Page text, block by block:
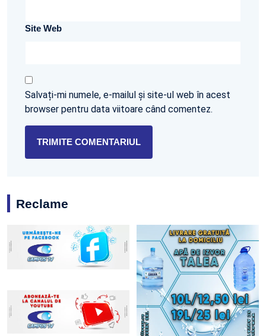
Site Web
Salvați-mi numele, e-mailul și site-ul web în acest
browser pentru data viitoare când comentez.
Reclame